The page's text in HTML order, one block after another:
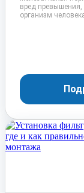
вред превышения,
организм